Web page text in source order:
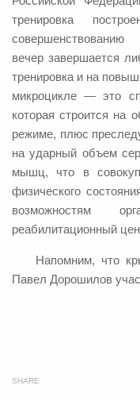
тренировка
совершенствованию
вечер завершается
тренировка и на
микроцикле — это
которая строится на
режиме, плюс
на ударный объем
мышц, что в
физического
возможностям
реабилитационный
Напомним, что
Павел Дорошилов
SHARE